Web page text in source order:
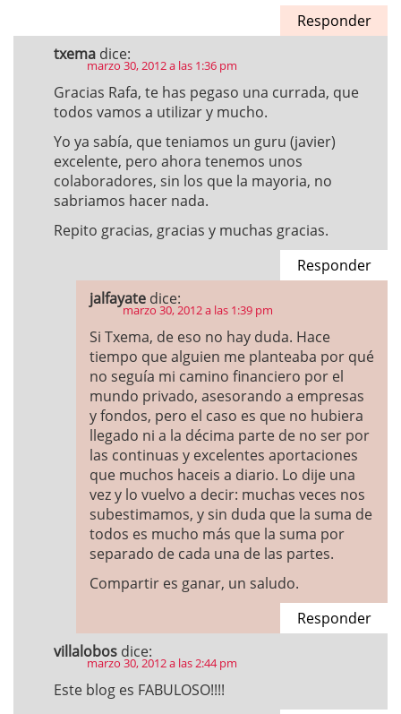
Responder
txema dice:
marzo 30, 2012 a las 1:36 pm
Gracias Rafa, te has pegaso una currada, que
todos vamos a utilizar y mucho.
Yo ya sabía, que teniamos un guru (javier)
excelente, pero ahora tenemos unos
colaboradores, sin los que la mayoria, no
sabriamos hacer nada.
Repito gracias, gracias y muchas gracias.
Responder
jalfayate dice:
marzo 30, 2012 a las 1:39 pm
Si Txema, de eso no hay duda. Hace
tiempo que alguien me planteaba por qué
no seguía mi camino financiero por el
mundo privado, asesorando a empresas
y fondos, pero el caso es que no hubiera
llegado ni a la décima parte de no ser por
las continuas y excelentes aportaciones
que muchos haceis a diario. Lo dije una
vez y lo vuelvo a decir: muchas veces nos
subestimamos, y sin duda que la suma de
todos es mucho más que la suma por
separado de cada una de las partes.
Compartir es ganar, un saludo.
Responder
villalobos dice:
marzo 30, 2012 a las 2:44 pm
Este blog es FABULOSO!!!!